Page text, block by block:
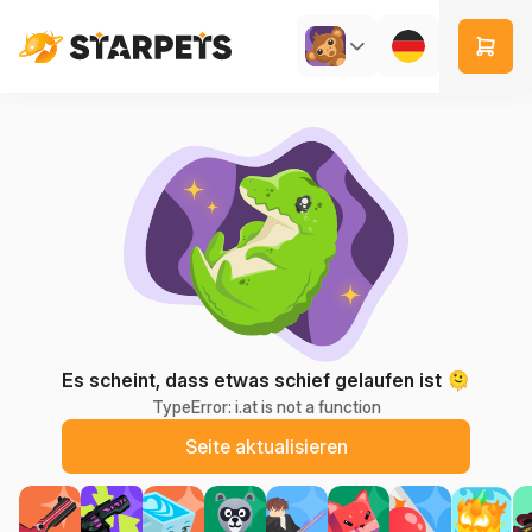
Es scheint, dass etwas schief gelaufen ist 🫠
TypeError: i.at is not a function
Seite aktualisieren